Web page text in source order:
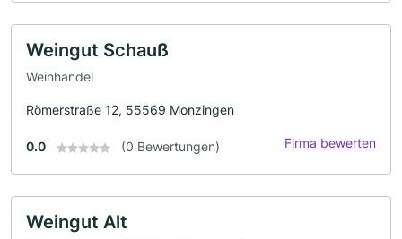
Weingut Schauß
Weinhandel
Römerstraße 12, 55569 Monzingen
0.0 (0 Bewertungen) Firma bewerten
Weingut Alt